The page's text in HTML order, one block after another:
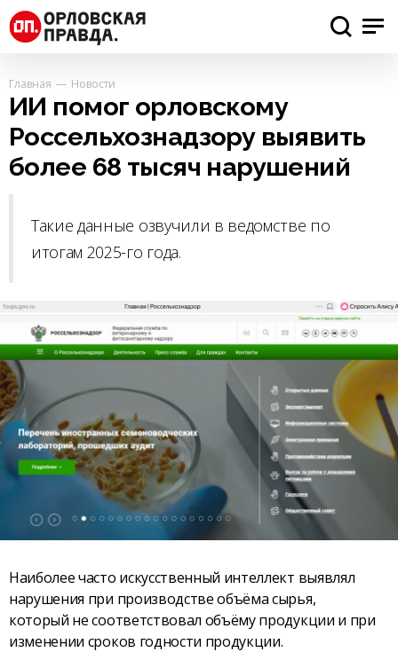
Главная Новости
ИИ помог орловскому
Россельхознадзору выявить
более 68 тысяч нарушений
Такие данные озвучили в ведомстве по
итогам 2025-го года.
Наиболее часто искусственный интеллект выявлял
нарушения при производстве объёма сырья,
который не соответствовал объёму продукции и при
изменении сроков годности продукции.